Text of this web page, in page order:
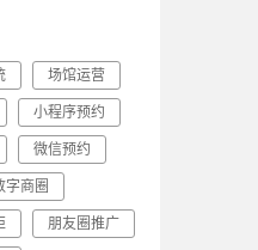
场馆运营
小程序预约
微信预约
字商圈
朋友圈推广